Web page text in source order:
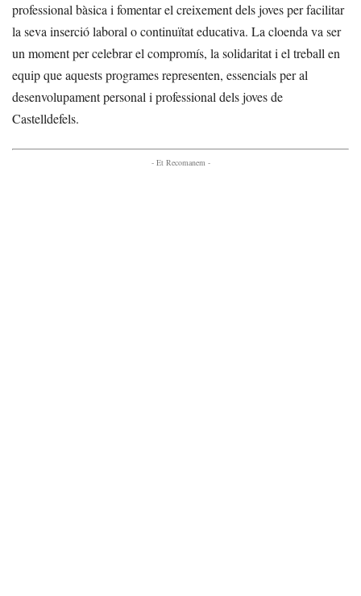
professional bàsica i fomentar el creixement dels joves per facilitar
la seva inserció laboral o continuïtat educativa. La cloenda va ser
un moment per celebrar el compromís, la solidaritat i el treball en
equip que aquests programes representen, essencials per al
desenvolupament personal i professional dels joves de
Castelldefels.
- Et Recomanem -